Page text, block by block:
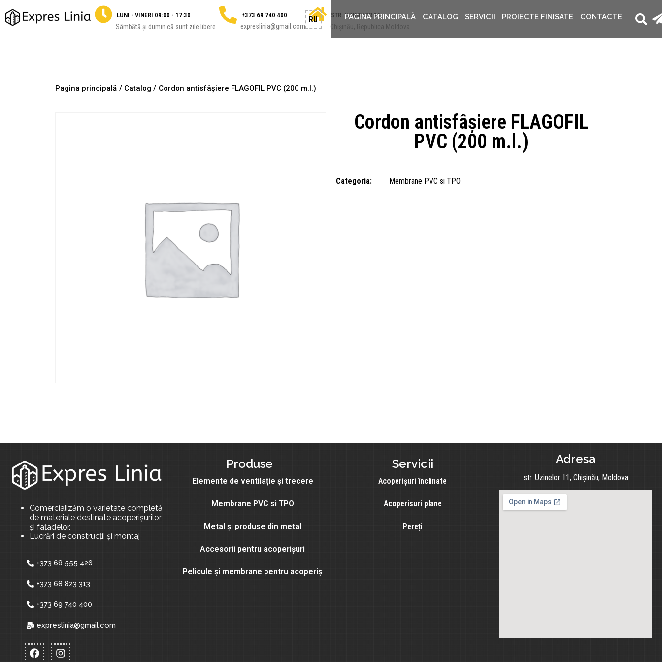
LUNI - VINERI 09:00 - 17:30
Sâmbătă și duminică sunt zile libere
+373 69 740 400
expreslinia@gmail.com
STR. UZINELOR 11
Chișinău, Republica Moldova
RU PAGINA PRINCIPALĂ CATALOG SERVICII PROIECTE FINISATE CONTACTE
Pagina principală / Catalog / Cordon antisfâșiere FLAGOFIL PVC (200 m.l.)
Cordon antisfâșiere FLAGOFIL
PVC (200 m.l.)
Categoria: Membrane PVC si TPO
Comercializăm o varietate completă
de materiale destinate acoperișurilor
și fațadelor.
Lucrări de construcții și montaj
+373 68 555 426
+373 68 823 313
+373 69 740 400
expreslinia@gmail.com
Produse
Elemente de ventilație și trecere
Membrane PVC si TPO
Metal și produse din metal
Accesorii pentru acoperișuri
Pelicule și membrane pentru acoperiș
Servicii
Acoperișuri înclinate
Acoperisuri plane
Pereți
Adresa
str. Uzinelor 11, Chișinău, Moldova